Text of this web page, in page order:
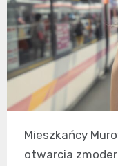
Mieszkańcy
otwarcia